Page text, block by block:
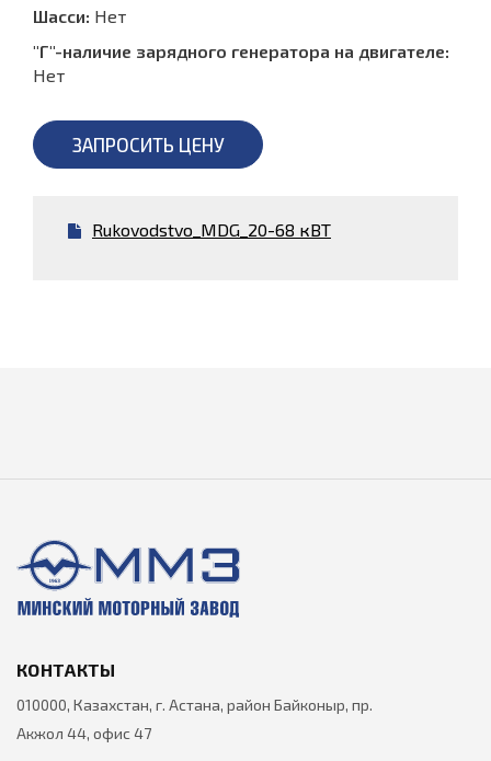
Шасси: Нет
"Г"-наличие зарядного генератора на двигателе:
Нет
ЗАПРОСИТЬ ЦЕНУ
Rukovodstvo_MDG_20-68 кВТ
КОНТАКТЫ
010000, Казахстан, г. Астана, район Байконыр, пр.
Акжол 44, офис 47